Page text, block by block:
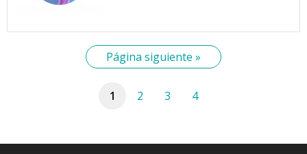
Página siguiente »
1 2 3 4